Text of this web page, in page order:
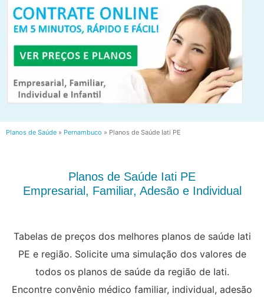
Planos de Saúde » Pernambuco » Planos de Saúde Iati PE
Planos de Saúde Iati PE
Empresarial, Familiar, Adesão e Individual
Tabelas de preços dos melhores planos de saúde Iati
PE e região. Solicite uma simulação dos valores de
todos os planos de saúde da região de Iati.
Encontre convênio médico familiar, individual, adesão